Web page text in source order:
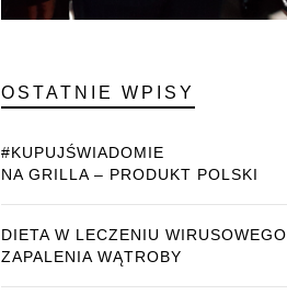
OSTATNIE WPISY
#KUPUJŚWIADOMIE
NA GRILLA – PRODUKT POLSKI
DIETA W LECZENIU WIRUSOWEGO
ZAPALENIA WĄTROBY